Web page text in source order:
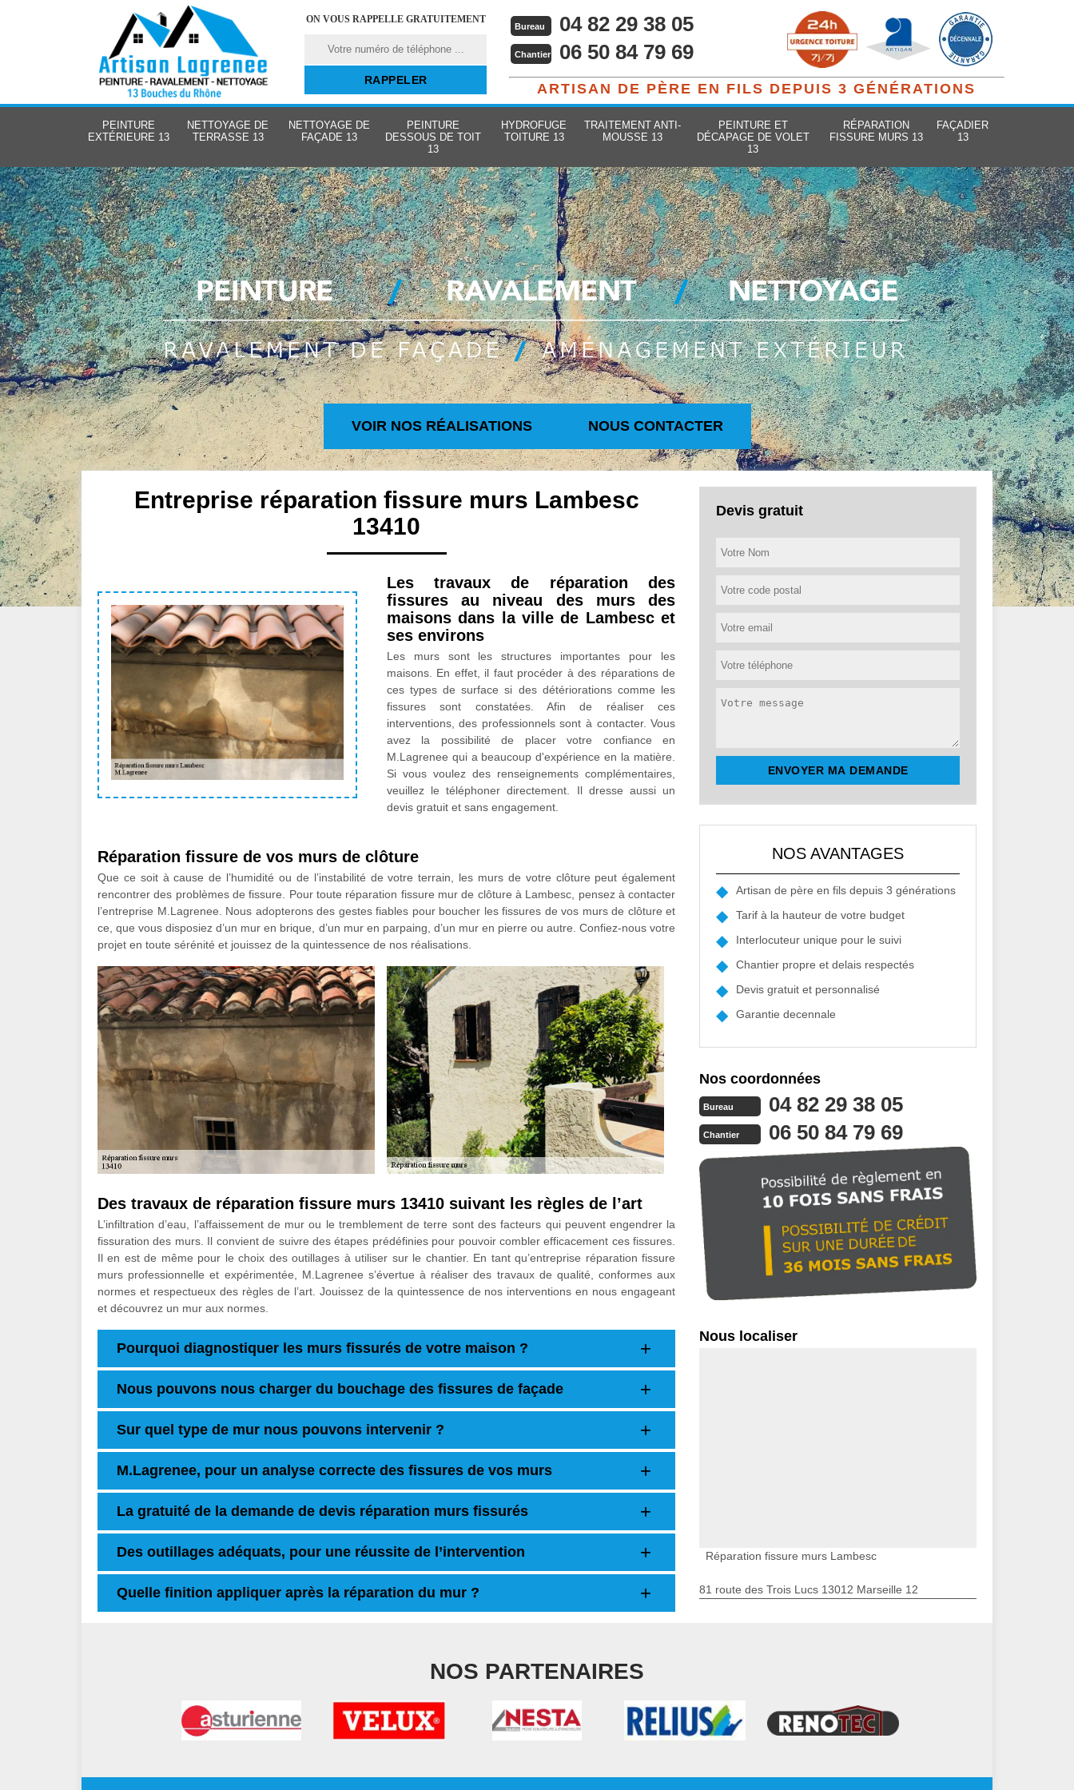
ON VOUS RAPPELLE GRATUITEMENT
Bureau 04 82 29 38 05
Chantier 06 50 84 79 69
ARTISAN DE PÈRE EN FILS DEPUIS 3 GÉNÉRATIONS
PEINTURE
EXTÉRIEURE 13
NETTOYAGE DE
TERRASSE 13
NETTOYAGE DE
FAÇADE 13
PEINTURE
DESSOUS DE TOIT
13
HYDROFUGE
TOITURE 13
TRAITEMENT ANTI-
MOUSSE 13
PEINTURE ET
DÉCAPAGE DE VOLET
13
RÉPARATION
FISSURE MURS 13
FAÇADIER
13
VOIR NOS RÉALISATIONS NOUS CONTACTER
Entreprise réparation fissure murs Lambesc
13410
Les travaux de réparation des
fissures au niveau des murs des
maisons dans la ville de Lambesc et
ses environs
Les murs sont les structures importantes pour les
maisons. En effet, il faut procéder à des réparations de
ces types de surface si des détériorations comme les
fissures sont constatées. Afin de réaliser ces
interventions, des professionnels sont à contacter. Vous
avez la possibilité de placer votre confiance en
M.Lagrenee qui a beaucoup d'expérience en la matière.
Si vous voulez des renseignements complémentaires,
veuillez le téléphoner directement. Il dresse aussi un
devis gratuit et sans engagement.
Réparation fissure de vos murs de clôture
Que ce soit à cause de l’humidité ou de l’instabilité de votre terrain, les murs de votre clôture peut également
rencontrer des problèmes de fissure. Pour toute réparation fissure mur de clôture à Lambesc, pensez à contacter
l’entreprise M.Lagrenee. Nous adopterons des gestes fiables pour boucher les fissures de vos murs de clôture et
ce, que vous disposiez d’un mur en brique, d’un mur en parpaing, d’un mur en pierre ou autre. Confiez-nous votre
projet en toute sérénité et jouissez de la quintessence de nos réalisations.
Des travaux de réparation fissure murs 13410 suivant les règles de l’art
L’infiltration d’eau, l’affaissement de mur ou le tremblement de terre sont des facteurs qui peuvent engendrer la
fissuration des murs. Il convient de suivre des étapes prédéfinies pour pouvoir combler efficacement ces fissures.
Il en est de même pour le choix des outillages à utiliser sur le chantier. En tant qu’entreprise réparation fissure
murs professionnelle et expérimentée, M.Lagrenee s’évertue à réaliser des travaux de qualité, conformes aux
normes et respectueux des règles de l’art. Jouissez de la quintessence de nos interventions en nous engageant
et découvrez un mur aux normes.
Pourquoi diagnostiquer les murs fissurés de votre maison ?
Nous pouvons nous charger du bouchage des fissures de façade
Sur quel type de mur nous pouvons intervenir ?
M.Lagrenee, pour un analyse correcte des fissures de vos murs
La gratuité de la demande de devis réparation murs fissurés
Des outillages adéquats, pour une réussite de l’intervention
Quelle finition appliquer après la réparation du mur ?
Devis gratuit
NOS AVANTAGES
Artisan de père en fils depuis 3 générations
Tarif à la hauteur de votre budget
Interlocuteur unique pour le suivi
Chantier propre et delais respectés
Devis gratuit et personnalisé
Garantie decennale
Nos coordonnées
Bureau 04 82 29 38 05
Chantier 06 50 84 79 69
Nous localiser
Réparation fissure murs Lambesc
81 route des Trois Lucs 13012 Marseille 12
NOS PARTENAIRES